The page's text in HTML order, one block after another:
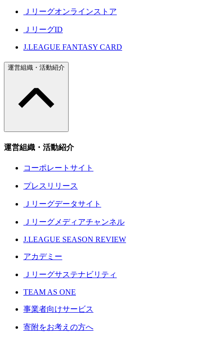
Ｊリーグオンラインストア
ＪリーグID
J.LEAGUE FANTASY CARD
運営組織・活動紹介
運営組織・活動紹介
コーポレートサイト
プレスリリース
Ｊリーグデータサイト
Ｊリーグメディアチャンネル
J.LEAGUE SEASON REVIEW
アカデミー
Ｊリーグサステナビリティ
TEAM AS ONE
事業者向けサービス
寄附をお考えの方へ